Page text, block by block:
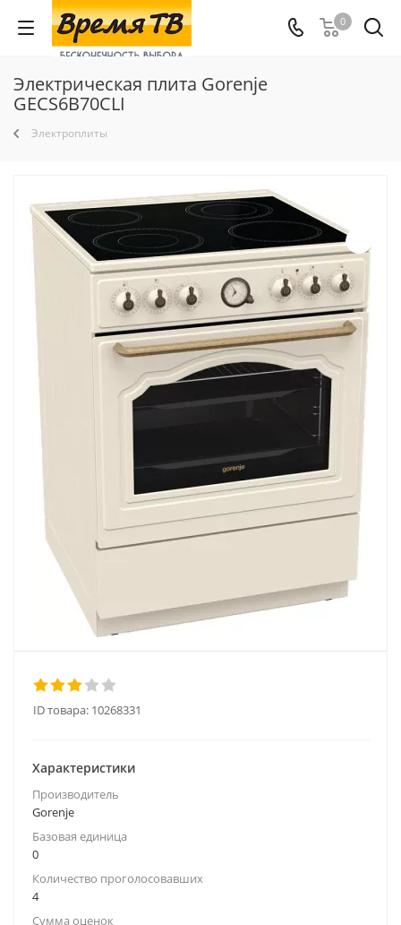
0
Электрическая плита Gorenje
GECS6B70CLI
Электроплиты
ID товара: 10268331
Характеристики
Производитель
Gorenje
Базовая единица
0
Количество проголосовавших
4
Сумма оценок